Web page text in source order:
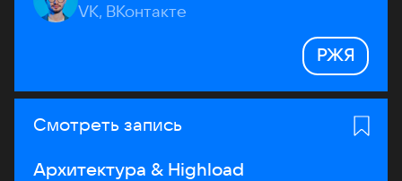
VK, ВКонтакте
РЖЯ
Смотреть запись
Архитектура & Highload